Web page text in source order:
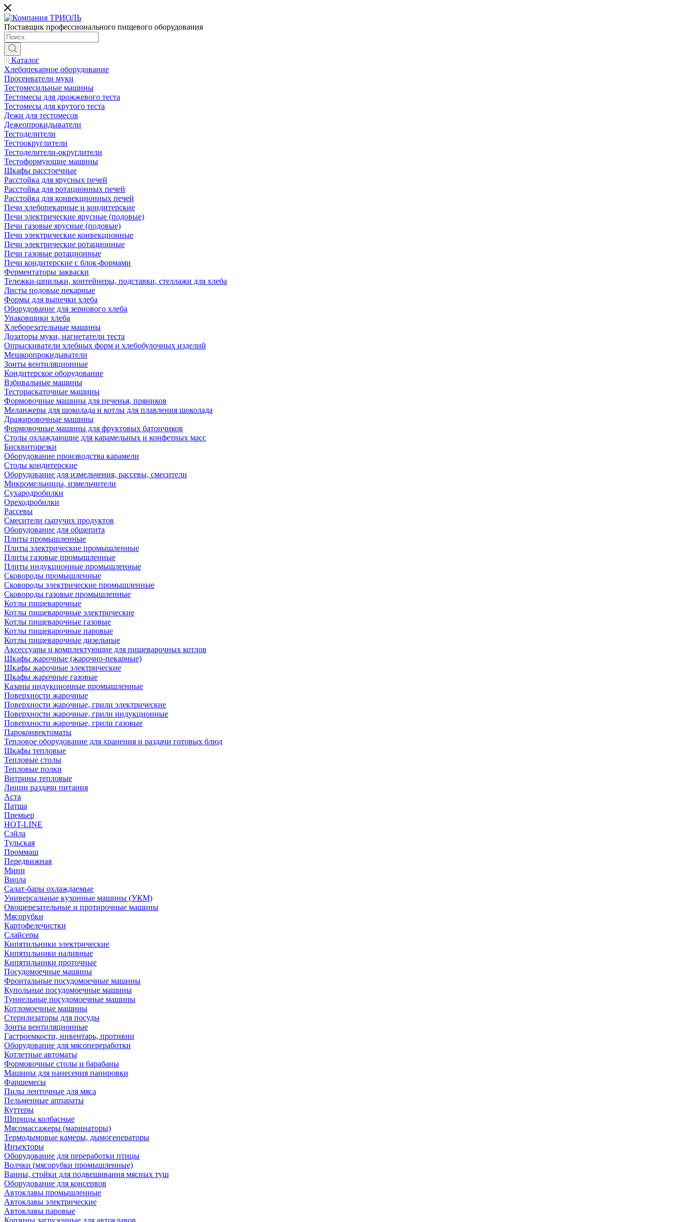
Поставщик профессионального пищевого оборудования
Каталог
Хлебопекарное оборудование
Просеиватели муки
Тестомесильные машины
Тестомесы для дрожжевого теста
Тестомесы для крутого теста
Дежи для тестомесов
Дежеопрокидыватели
Тестоделители
Тестоокруглители
Тестоделители-округлители
Тестоформующие машины
Шкафы расстоечные
Расстойка для ярусных печей
Расстойка для ротационных печей
Расстойка для конвекционных печей
Печи хлебопекарные и кондитерские
Печи электрические ярусные (подовые)
Печи газовые ярусные (подовые)
Печи электрические конвекционные
Печи электрические ротационные
Печи газовые ротационные
Печи кондитерские с блок-формами
Ферментаторы закваски
Тележки-шпильки, контейнеры, подставки, стеллажи для хлеба
Листы подовые пекарные
Формы для выпечки хлеба
Оборудование для зернового хлеба
Упаковщики хлеба
Хлеборезательные машины
Дозаторы муки, нагнетатели теста
Опрыскиватели хлебных форм и хлебобулочных изделий
Мешкоопрокидыватели
Зонты вентиляционные
Кондитерское оборудование
Взбивальные машины
Тестораскаточные машины
Формовочные машины для печенья, пряников
Меланжеры для шоколада и котлы для плавления шоколада
Дражировочные машины
Формовочные машины для фруктовых батончиков
Столы охлаждающие для карамельных и конфетных масс
Бисквиторезки
Оборудование производства карамели
Столы кондитерские
Оборудование для измельчения, рассевы, смесители
Микромельницы, измельчители
Сухародробилки
Ореходробилки
Рассевы
Смесители сыпучих продуктов
Оборудование для общепита
Плиты промышленные
Плиты электрические промышленные
Плиты газовые промышленные
Плиты индукционные промышленные
Сковороды промышленные
Сковороды электрические промышленные
Сковороды газовые промышленные
Котлы пищеварочные
Котлы пищеварочные электрические
Котлы пищеварочные газовые
Котлы пищеварочные паровые
Котлы пищеварочные дизельные
Аксессуары и комплектующие для пищеварочных котлов
Шкафы жарочные (жарочно-пекарные)
Шкафы жарочные электрические
Шкафы жарочные газовые
Казаны индукционные промышленные
Поверхности жарочные
Поверхности жарочные, грили электрические
Поверхности жарочные, грили индукционные
Поверхности жарочные, грили газовые
Пароконвектоматы
Тепловое оборудование для хранения и раздачи готовых блюд
Шкафы тепловые
Тепловые столы
Тепловые полки
Витрины тепловые
Линии раздачи питания
Аста
Патша
Премьер
HOT-LINE
Сэйла
Тульская
Проммаш
Передвижная
Мини
Виола
Салат-бары охлаждаемые
Универсальные кухонные машины (УКМ)
Овощерезательные и протирочные машины
Мясорубки
Картофелечистки
Слайсеры
Кипятильники электрические
Кипятильники наливные
Кипятильники проточные
Посудомоечные машины
Фронтальные посудомоечные машины
Купольные посудомоечные машины
Туннельные посудомоечные машины
Котломоечные машины
Стерилизаторы для посуды
Зонты вентиляционные
Гастроемкости, инвентарь, противни
Оборудование для мясопереработки
Котлетные автоматы
Формовочные столы и барабаны
Машины для нанесения панировки
Фаршемесы
Пилы ленточные для мяса
Пельменные аппараты
Куттеры
Шприцы колбасные
Мясомассажеры (маринаторы)
Термодымовые камеры, дымогенераторы
Инъекторы
Оборудование для переработки птицы
Волчки (мясорубки промышленные)
Ванны, стойки для подвешивания мясных туш
Оборудование для консервов
Автоклавы промышленные
Автоклавы электрические
Автоклавы паровые
Корзины загрузочные для автоклавов